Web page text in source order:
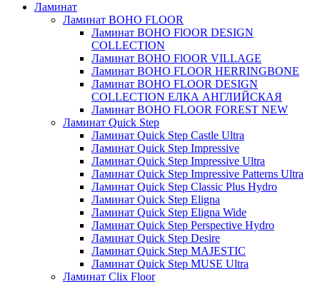
Ламинат
Ламинат BOHO FLOOR
Ламинат BOHO FlOOR DESIGN
COLLECTION
Ламинат BOHO FlOOR VILLAGE
Ламинат BOHO FLOOR HERRINGBONE
Ламинат BOHO FLOOR DESIGN
COLLECTION ЕЛКА АНГЛИЙСКАЯ
Ламинат BOHO FLOOR FOREST NEW
Ламинат Quick Step
Ламинат Quick Step Castle Ultra
Ламинат Quick Step Impressive
Ламинат Quick Step Impressive Ultra
Ламинат Quick Step Impressive Patterns Ultra
Ламинат Quick Step Classic Plus Hydro
Ламинат Quick Step Eligna
Ламинат Quick Step Eligna Wide
Ламинат Quick Step Perspective Hydro
Ламинат Quick Step Desire
Ламинат Quick Step MAJESTIC
Ламинат Quick Step MUSE Ultra
Ламинат Clix Floor